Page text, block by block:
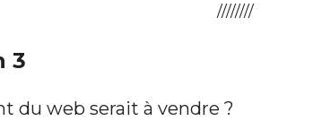
////////
3
du web serait à vendre ?